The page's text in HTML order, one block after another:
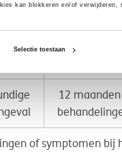
kan blokkeren en/of verwijderen,
Selectie toestaan
of symptomen
€
12